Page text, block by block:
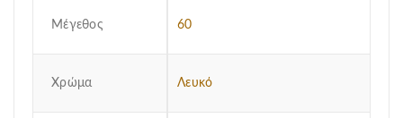
Μέγεθος 60
Χρώμα Λευκό